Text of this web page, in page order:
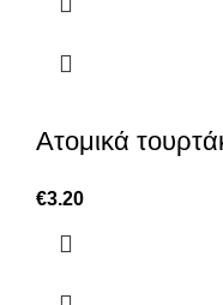
Ατομικά
€3.20